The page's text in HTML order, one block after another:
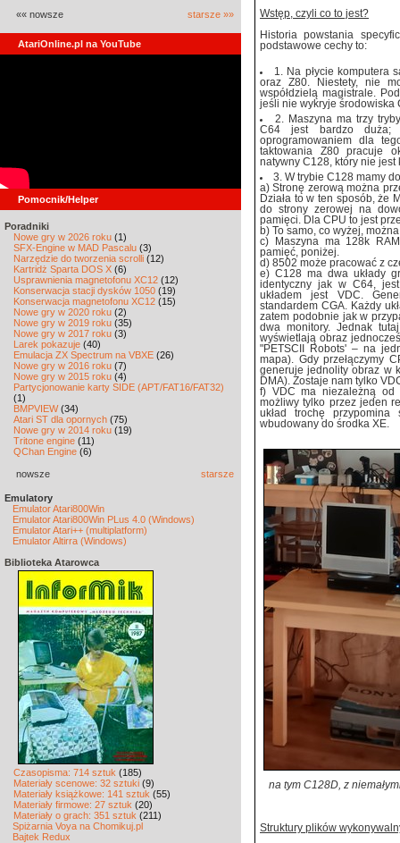
«« nowsze starsze »»
AtariOnline.pl na YouTube
Pomocnik/Helper
Poradniki
Nowe gry w 2026 roku (1)
SFX-Engine w MAD Pascalu (3)
Narzędzie do tworzenia scrolli (12)
Kartridż Sparta DOS X (6)
Usprawnienia magnetofonu XC12 (12)
Konserwacja stacji dysków 1050 (19)
Konserwacja magnetofonu XC12 (15)
Nowe gry w 2020 roku (2)
Nowe gry w 2019 roku (35)
Nowe gry w 2017 roku (3)
Larek pokazuje (40)
Emulacja ZX Spectrum na VBXE (26)
Nowe gry w 2016 roku (7)
Nowe gry w 2015 roku (4)
Partycjonowanie karty SIDE (APT/FAT16/FAT32)
(1)
BMPVIEW(34)
Atari ST dla opornych (75)
Nowe gry w 2014 roku (19)
Tritone engine (11)
QChan Engine (6)
nowsze starsze
Emulatory
Emulator Atari800Win
Emulator Atari800Win PLus 4.0 (Windows)
Emulator Atari++ (multiplatform)
Emulator Altirra (Windows)
Biblioteka Atarowca
Czasopisma: 714 sztuk (185)
Materiały scenowe: 32 sztuki (9)
Materiały książkowe: 141 sztuk (55)
Materiały firmowe: 27 sztuk (20)
Materiały o grach: 351 sztuk (211)
Spiżarnia Voya na Chomikuj.pl
Bajtek Redux
Wstęp, czyli co to jest?
Historia powstania
podstawowe cechy to:
1. Na płycie komputera
oraz Z80. Niestety, nie
współdzielą magistrale.
jeśli nie wykryje środowiska
2. Maszyna ma trzy
C64 jest bardzo duża;
oprogramowaniem dla
taktowania Z80 pracuje
natywny C128, który nie jest
3. W trybie C128 mamy
a) Stronę zerową można
Działa to w ten sposób, że
do strony zerowej na
pamięci. Dla CPU to jest
b) To samo, co wyżej,
c) Maszyna ma 128k
pamięć, poniżej.
d) 8502 może pracować z
e) C128 ma dwa układy
identyczny jak w C64,
układem jest VDC.
standardem CGA. Każdy
zatem podobnie jak w
dwa monitory. Jednak
wyświetlają obraz
"PETSCII Robots' – na
mapa). Gdy przełączymy
generuje jednolity obraz w
DMA). Zostaje nam tylko
f) VDC ma niezależną od
możliwy tylko przez jeden
układ trochę przypomina
wbudowany do środka XE.
na tym C128D, z
Struktury plików